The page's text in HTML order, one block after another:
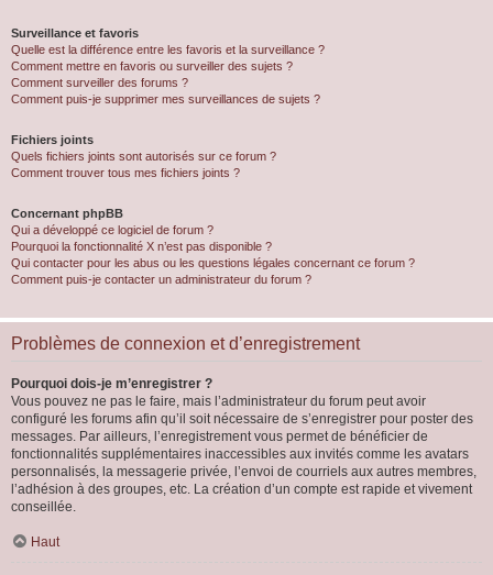
Surveillance et favoris
Quelle est la différence entre les favoris et la surveillance ?
Comment mettre en favoris ou surveiller des sujets ?
Comment surveiller des forums ?
Comment puis-je supprimer mes surveillances de sujets ?
Fichiers joints
Quels fichiers joints sont autorisés sur ce forum ?
Comment trouver tous mes fichiers joints ?
Concernant phpBB
Qui a développé ce logiciel de forum ?
Pourquoi la fonctionnalité X n’est pas disponible ?
Qui contacter pour les abus ou les questions légales concernant ce forum ?
Comment puis-je contacter un administrateur du forum ?
Problèmes de connexion et d’enregistrement
Pourquoi dois-je m’enregistrer ?
Vous pouvez ne pas le faire, mais l’administrateur du forum peut avoir
configuré les forums afin qu’il soit nécessaire de s’enregistrer pour poster des
messages. Par ailleurs, l’enregistrement vous permet de bénéficier de
fonctionnalités supplémentaires inaccessibles aux invités comme les avatars
personnalisés, la messagerie privée, l’envoi de courriels aux autres membres,
l’adhésion à des groupes, etc. La création d’un compte est rapide et vivement
conseillée.
Haut